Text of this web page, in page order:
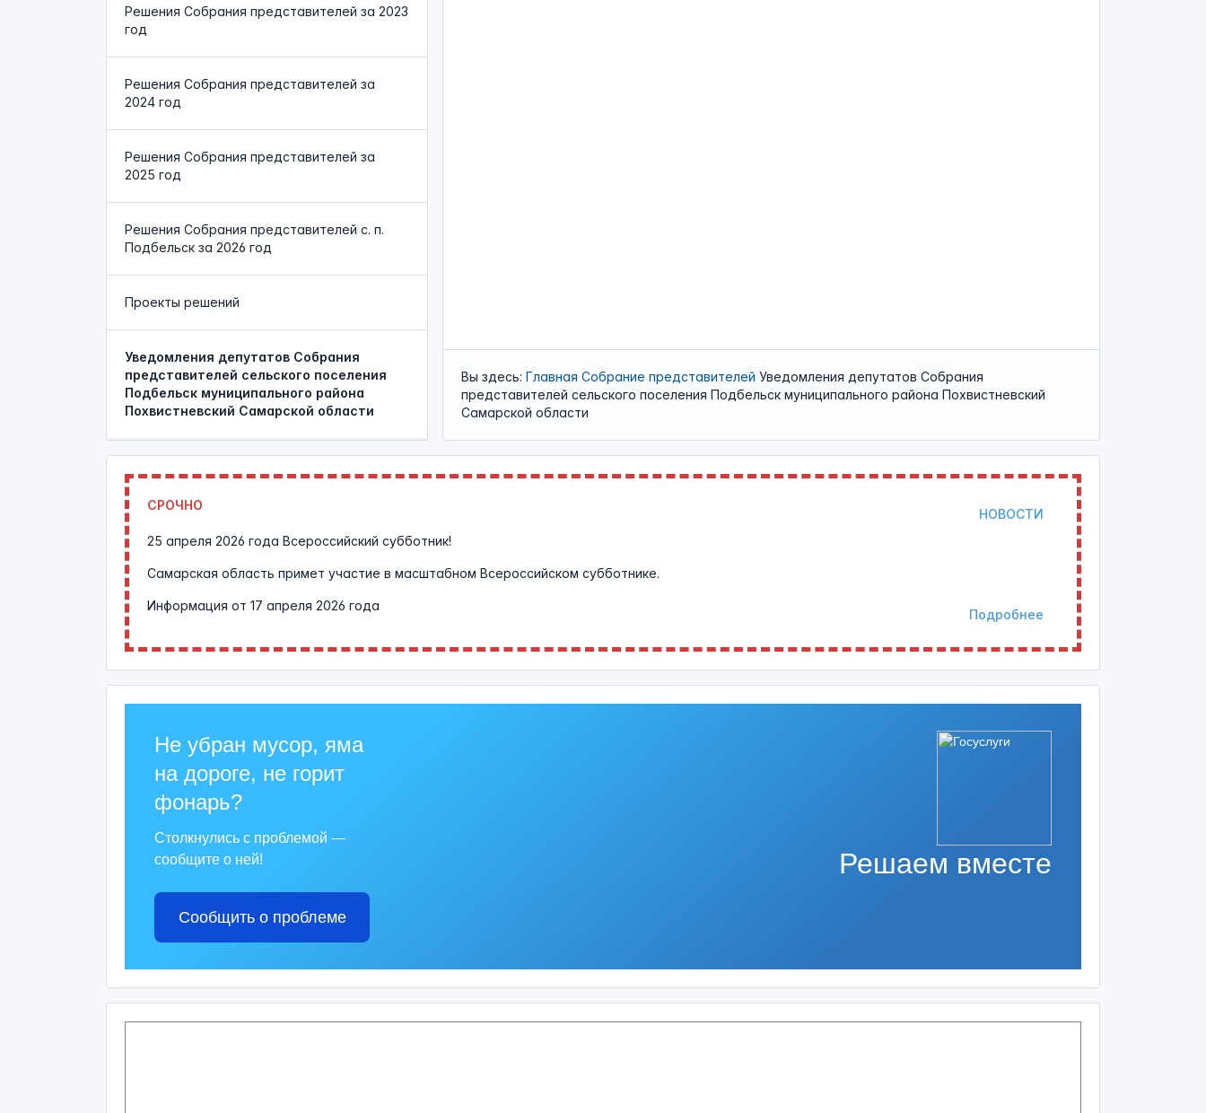
Решения Собрания представителей за 2023
год
Решения Собрания представителей за
2024 год
Решения Собрания представителей за
2025 год
Решения Собрания представителей с. п.
Подбельск за 2026 год
Проекты решений
Уведомления депутатов Собрания
представителей сельского поселения
Подбельск муниципального района
Похвистневский Самарской области
Вы здесь: Главная Собрание представителей Уведомления депутатов Собрания
представителей сельского поселения Подбельск муниципального района Похвистневский
Самарской области
СРОЧНО
НОВОСТИ
25 апреля 2026 года Всероссийский субботник!
Самарская область примет участие в масштабном Всероссийском субботнике.
Подробнее
Информация от 17 апреля 2026 года
Решаем вместе
Не убран мусор, яма
на дороге, не горит
фонарь?
Столкнулись с проблемой —
сообщите о ней!
Сообщить о проблеме